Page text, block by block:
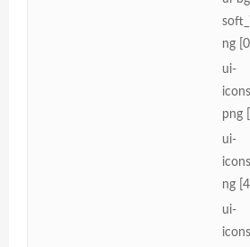
ng
ui-
png
ui-
ng
ui-